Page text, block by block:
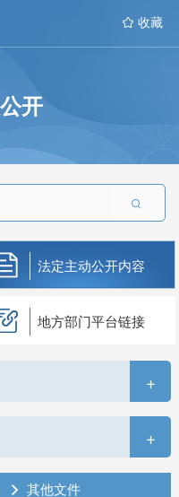
 收藏
开

法定主动公开内容
地方部门平台链接
+
+
 其他文件